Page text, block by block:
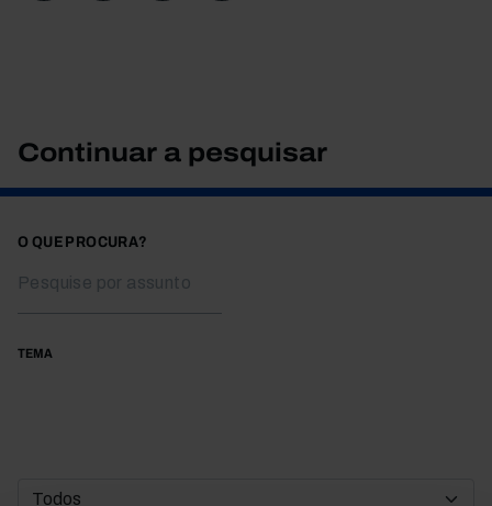
Continuar a pesquisar
O QUE PROCURA?
TEMA